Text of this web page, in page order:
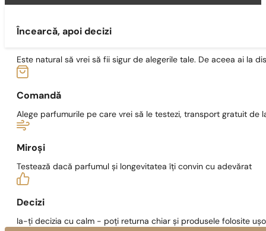
Încearcă, apoi decizi
Este natural să vrei să fii sigur de alegerile tale. De aceea ai la
Comandă
Alege parfumurile pe care vrei să le testezi, transport gratuit de
Miroși
Testează dacă parfumul și longevitatea îți convin cu adevărat
Decizi
Ia-ți decizia cu calm - poți returna chiar și produsele folosite